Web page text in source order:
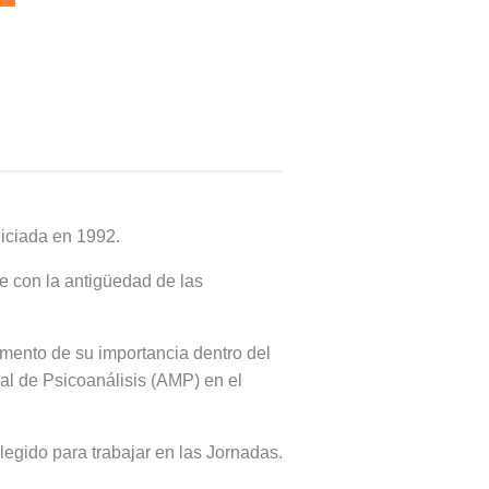
en 1992.
con la antigüedad de las
de su importancia dentro del
de Psicoanálisis (AMP) en el
para trabajar en las Jornadas.